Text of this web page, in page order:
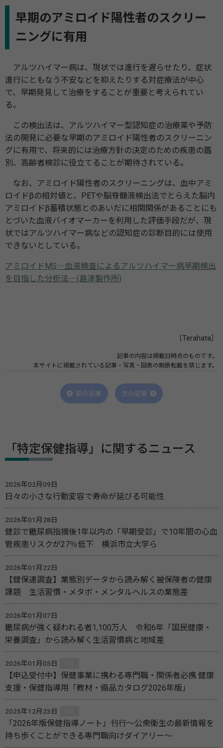
早期のアミロイド陽性者のスクリー
ニングに有用
アルツハイマー病は、現状では進行を遅らせたり、症状
進行にともなう不安などを抑えたりする対症療法が中心
で、早期発見して治療をすることが重要と考えられてい
る。
この検出法は、アルツハイマー型認知症の治療薬や予防
法の開発に必要な早期のアミロイド陽性者のスクリーニン
グに有用で、将来的には治療方針の決定のための疾患の鑑
別、高齢者検診に役立てることが期待されている。
なお、アミロイド陽性者のスクリーニングは、血中アミ
ロイドβの相対値と、PETや脳脊髄液検出法でとらえた脳内
アミロイドβ蓄積状態とのあいだに相関関係があることにも
とづいた血液バイオマーカーを利用した評価手段だが、現
状ではアルツハイマー病などの認知症の診断目的には使用
できないとしている。
アミロイドMS―血液検査によるアルツハイマー病早期検出
を目指した分析法―(島津製作所)
［Terahata］
記事の内容は掲載日時点のものです。
本サイトに掲載されている記事・写真・図表の無断転載を禁じます。
前の記事 次の記事
「特定保健指導」に関するニュース
2026年02月09日
日々の小さな行動変容で寿命が延びる可能性
2026年01月28日
健診で糖尿病指摘後1年以内の「早期受診」で10年間の心血
管疾患リスクが27％低下 横浜市立大学ら
2026年01月22日
【健保連調査】業態別データから読み解く被保険者の健康
課題 生活習慣・メタボ・メンタルヘルスの業態差
2026年01月07日
糖尿病が強く疑われる者1,100万人 令和6年「国民健康・
栄養調査」から読み解く生活習慣病と地域差
2026年01月05日
【申込受付中】保健事業に携わる専門職・関係者必携 健康
支援・保健指導用「教材・備品カタログ2026年版」
2025年12月23日
「2026年版保健指導ノート」刊行～公衆衛生の最新情報を
持ち歩くことができる専門職向けダイアリー～